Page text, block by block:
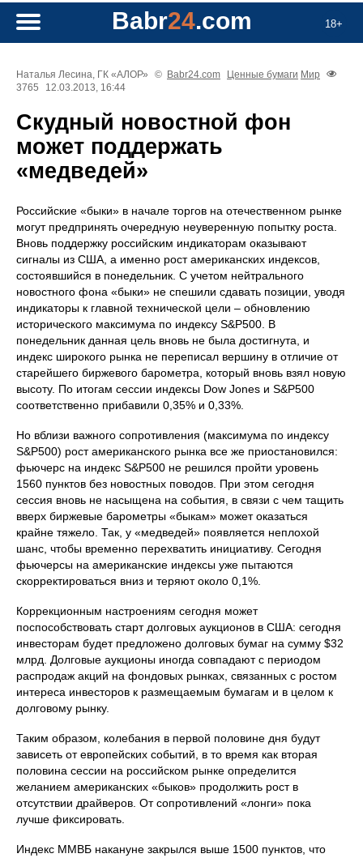
18+
Babr24.com
Наталья Лесина, ГК «АЛОР» © Babr24.com Ценные бумаги Мир
3765
12.03.2013, 16:44
Скудный новостной фон
может поддержать
«медведей»
Российские «быки» в начале торгов на отечественном рынке
могут предпринять очередную неуверенную попытку роста.
Вновь поддержку российским индикаторам оказывают
сигналы из США, а именно рост американских индексов,
состоявшийся в понедельник. С учетом нейтрального
новостного фона «быки» не спешили сдавать позиции, уводя
индикаторы к главной технической цели – обновлению
исторического максимума по индексу S&P500. В
понедельник данная цель вновь не была достигнута, и
индекс широкого рынка не переписал вершину в отличие от
старейшего биржевого барометра, который вновь взял новую
высоту. По итогам сессии индексы Dow Jones и S&P500
соответственно прибавили 0,35% и 0,33%.
Но вблизи важного сопротивления (максимума по индексу
S&P500) рост американского рынка все же приостановился:
фьючерс на индекс S&P500 не решился пройти уровень
1560 пунктов без новостных поводов. При этом сегодня
сессия вновь не насыщена на события, в связи с чем тащить
вверх биржевые барометры «быкам» может оказаться
крайне тяжело. Так, у «медведей» появляется неплохой
шанс, чтобы временно перехватить инициативу. Сегодня
фьючерсы на американские индексы уже пытаются
скорректироваться вниз и теряют около 0,1%.
Коррекционным настроениям сегодня может
поспособствовать старт долговых аукционов в США: сегодня
инвесторам будет предложено долговых бумаг на сумму $32
млрд. Долговые аукционы иногда совпадают с периодом
распродаж акций на фондовых рынках, связанных с ростом
интереса инвесторов к размещаемым бумагам и в целом к
долговому рынку.
Таким образом, колебания в первой половине дня будут
зависеть от европейских событий, в то время как вторая
половина сессии на российском рынке определится
желанием американских «быков» продолжить рост в
отсутствии драйверов. От сопротивлений «лонги» пока
лучше фиксировать.
Индекс ММВБ накануне закрылся выше 1500 пунктов, что